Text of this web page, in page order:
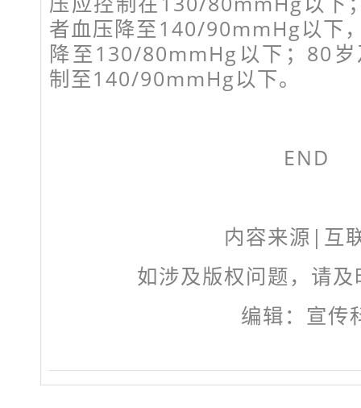
者血压降至140/90mmHg以下
降至130/80mmHg以下；80
制至140/90mmHg以下。
END
内容来源|互
如涉及版权问题，请
编辑：宣传